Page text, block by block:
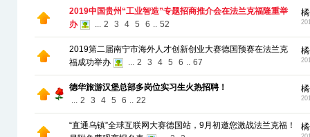
2019中国贵州“工业智造”专题招商推介会在法兰克福隆重举
办
... 2 3 4 5 6 .. 52
2019第二届南宁市海外人才创新创业大赛德国预赛在法兰克
福成功举办
... 2 3 4 5 6 .. 67
德华旅游汉堡总部多岗位实习生火热招聘！
... 2 3 4 5 6 .. 22
“直通乌镇”全球互联网大赛德国站，9月初邀您激战法兰克福！